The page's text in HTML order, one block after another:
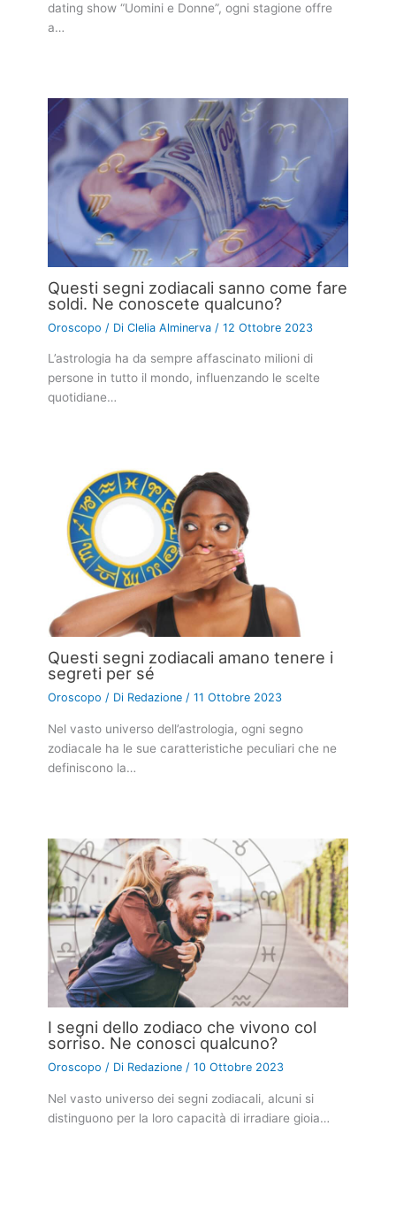
dating show “Uomini e Donne”, ogni stagione offre
a…
Questi segni zodiacali sanno come fare
soldi. Ne conoscete qualcuno?
Oroscopo / DiClelia Alminerva /12 Ottobre 2023
L’astrologia ha da sempre affascinato milioni di
persone in tutto il mondo, influenzando le scelte
quotidiane…
Questi segni zodiacali amano tenere i
segreti per sé
Oroscopo / Di Redazione/11 Ottobre 2023
Nel vasto universo dell’astrologia, ogni segno
zodiacale ha le sue caratteristiche peculiari che ne
definiscono la…
I segni dello zodiaco che vivono col
sorriso. Ne conosci qualcuno?
Oroscopo / Di Redazione/10 Ottobre 2023
Nel vasto universo dei segni zodiacali, alcuni si
distinguono per la loro capacità di irradiare gioia…